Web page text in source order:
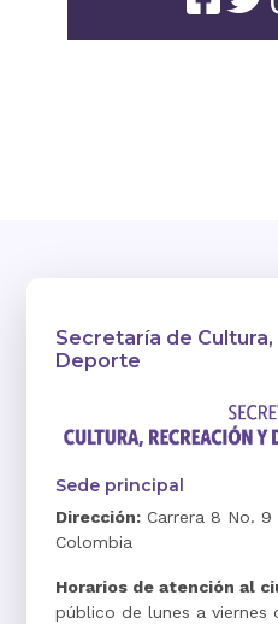
Secretaría de
Deporte
Sede principal
Dirección: Carrera 8 No.
Colombia
Horarios de atención al
público de lunes a viernes